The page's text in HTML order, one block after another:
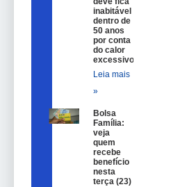
inabitável
dentro de
50 anos
por conta
do calor
excessivo
Leia mais
»
Bolsa
Família:
veja
quem
recebe
benefício
nesta
terça (23)